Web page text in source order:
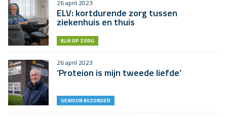
26 april 2023
ELV: kortdurende zorg tussen
ziekenhuis en thuis
BLIK OP ZORG
26 april 2023
‘Proteion is mijn tweede liefde’
GEWOON BIJZONDER